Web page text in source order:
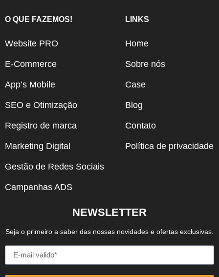
O QUE FAZEMOS!
Website PRO
E-Commerce
App’s Mobile
SEO e Otimização
Registro de marca
Marketing Digital
Gestão de Redes Sociais
Campanhas ADS
LINKS
Home
Sobre nós
Case
Blog
Contato
Política de privacidade
NEWSLETTER
Seja o primeiro a saber das nossas novidades e ofertas exclusivas.